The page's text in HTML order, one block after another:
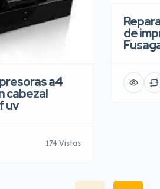
a4
cabezal
uv
174 Vistas
de